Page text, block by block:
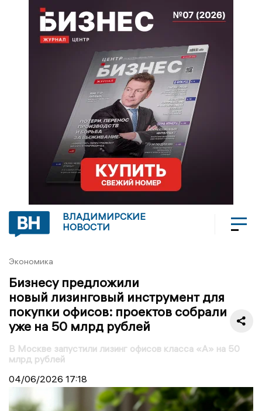
ВЛАДИМИРСКИЕ
НОВОСТИ
Экономика
Бизнесу предложили
новый лизинговый инструмент для
покупки офисов: проектов собрали
уже на 50 млрд рублей
В Москве запустили лизинг офисов класса «А» на 50
млрд рублей
04/06/2026 17:18